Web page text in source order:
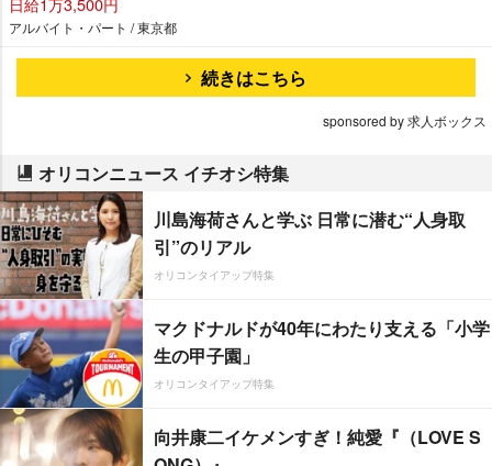
アルバイト・パート / 東京都
続きはこちら
sponsored by 求人ボックス
オリコンニュース イチオシ特集
川島海荷さんと学ぶ 日常に潜む“人身取
引”のリアル
オリコンタイアップ特集
マクドナルドが40年にわたり支える「小学
生の甲子園」
オリコンタイアップ特集
向井康二イケメンすぎ！純愛『（LOVE S